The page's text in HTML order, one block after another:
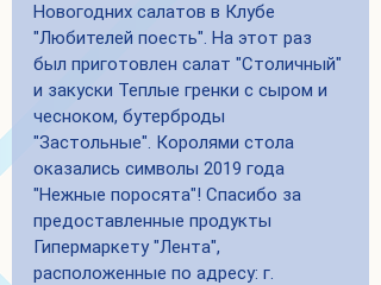
Новогодних салатов в Клубе
"Любителей поесть". На этот раз
был приготовлен салат "Столичный"
и закуски Теплые гренки с сыром и
чесноком, бутерброды
"Застольные". Королями стола
оказались символы 2019 года
"Нежные поросята"! Спасибо за
предоставленные продукты
Гипермаркету "Лента",
расположенные по адресу: г.